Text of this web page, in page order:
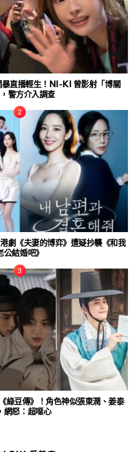
直播輕生！NI-KI 曾影射「博關
警方介入調查
劇《夫妻的博弈》遭疑抄襲《和我
公結婚吧》
綠豆傳》！角色神似張東潤、姜泰
網怒：超噁心